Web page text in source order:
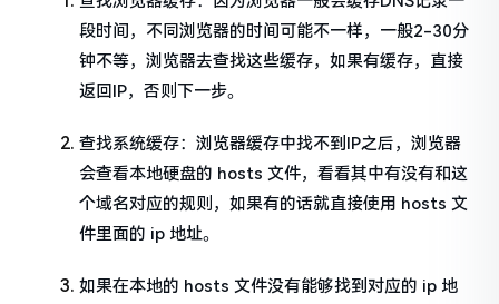
段时间，不同浏览器的时间可能不一样，一般2-30分
钟不等，浏览器去查找这些缓存，如果有缓存，直接
返回IP，否则下一步。
查找系统缓存：浏览器缓存中找不到IP之后，浏览器
会查看本地硬盘的 hosts 文件，看看其中有没有和这
个域名对应的规则，如果有的话就直接使用 hosts 文
件里面的 ip 地址。
如果在本地的 hosts 文件没有能够找到对应的 ip 地